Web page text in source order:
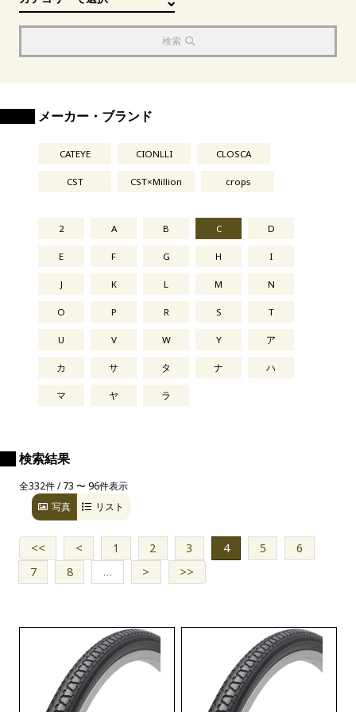
検索
メーカー・ブランド
CATEYE CIONLLI CLOSCA
CST CST×Million crops
2 A B C D
E F G H I
J K L M N
O P R S T
U V W Y ア
カ サ タ ナ ハ
マ ヤ ラ
検索結果
全332件 / 73 〜 96件表示
写真
リスト
<< < 1 2 3 4 5
6
7
8 … > >>